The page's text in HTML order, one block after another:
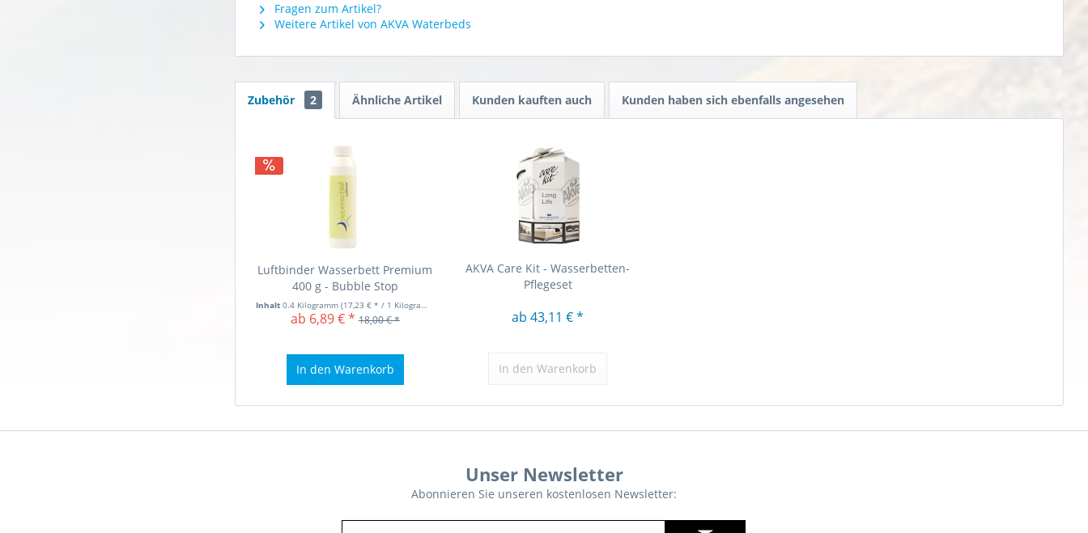
Fragen zum Artikel?
Weitere Artikel von AKVA Waterbeds
Zubehör 2 Ähnliche Artikel Kunden kauften auch Kunden haben sich ebenfalls angesehen
Luftbinder Wasserbett Premium
400 g - Bubble Stop
Inhalt 0.4 Kilogramm (17,23 € * / 1 Kilogramm)
ab 6,89 € * 18,00 € *
In den Warenkorb
AKVA Care Kit - Wasserbetten-
Pflegeset
ab 43,11 € *
In den Warenkorb
Unser Newsletter
Abonnieren Sie unseren kostenlosen Newsletter: